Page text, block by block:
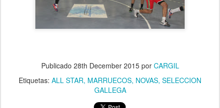
Publicado 28th December 2015por CARGIL
Etiquetas: ALL STAR MARRUECOS NOVAS SELECCION
GALLEGA